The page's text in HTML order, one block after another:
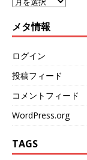
メタ情報
ログイン
投稿フィード
コメントフィード
WordPress.org
TAGS